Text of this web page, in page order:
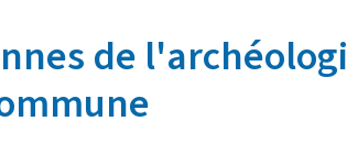
de